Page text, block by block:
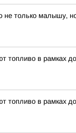
не только малышу,
топливо в рамках
топливо в рамках